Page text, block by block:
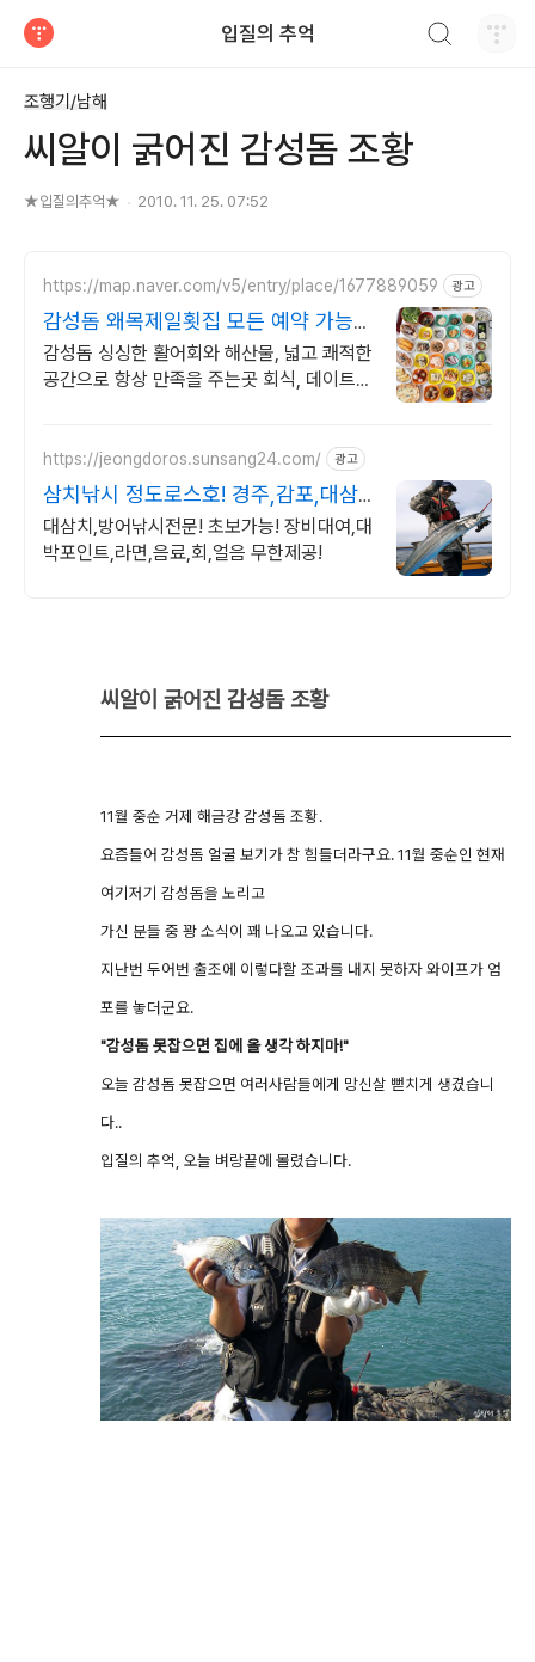
입질의 추억
조행기/남해
씨알이 굵어진 감성돔 조황
★입질의추억★ 2010. 11. 25. 07:52
https://map.naver.com/v5/entry/place/1677889059 광고
감성돔 왜목제일횟집 모든 예약 가능합
니다!
감성돔 싱싱한 활어회와 해산물, 넓고 쾌적한
공간으로 항상 만족을 주는곳 회식, 데이트,
https://jeongdoros.sunsang24.com/ 광고
삼치낚시 정도로스호! 경주,감포,대삼
치 방어 넘버
대삼치,방어낚시전문! 초보가능! 장비대여,대
박포인트,라면,음료,회,얼음 무한제공!
씨알이 굵어진 감성돔 조황
11월 중순 거제 해금강 감성돔 조황.
요즘들어 감성돔 얼굴 보기가 참 힘들더라구요. 11월 중순인 현재
여기저기 감성돔을 노리고
가신 분들 중 꽝 소식이 꽤 나오고 있습니다.
지난번 두어번 출조에 이렇다할 조과를 내지 못하자 와이프가 엄
포를 놓더군요.
"감성돔 못잡으면 집에 올 생각 하지마!"
오늘 감성돔 못잡으면 여러사람들에게 망신살 뻗치게 생겼습니
다..
입질의 추억, 오늘 벼랑끝에 몰렸습니다.